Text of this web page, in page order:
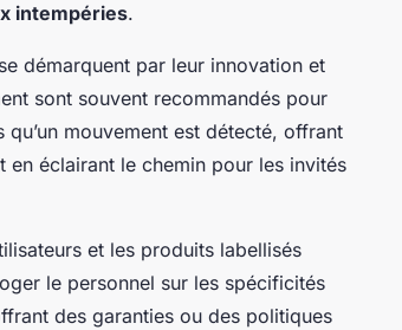
intempéries.
démarquent par leur innovation et
sont souvent recommandés pour
mouvement est détecté, offrant
en éclairant le chemin pour les invités
et les produits labellisés
le personnel sur les spécificités
des garanties ou des politiques